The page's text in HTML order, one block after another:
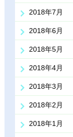
2018年7月
2018年6月
2018年5月
2018年4月
2018年3月
2018年2月
2018年1月